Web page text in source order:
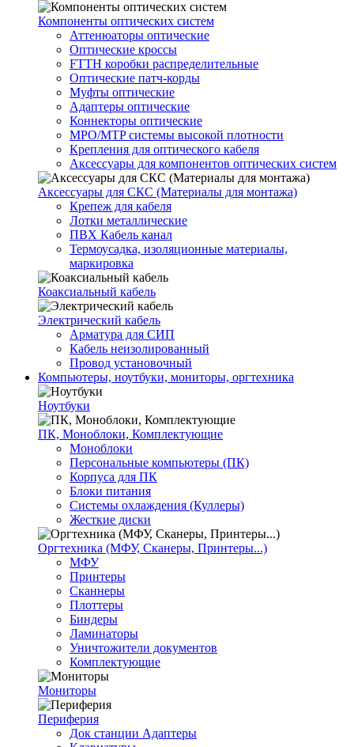
Компоненты оптических систем
Аттенюаторы оптические
Оптические кроссы
FTTH коробки распределительные
Оптические патч-корды
Муфты оптические
Адаптеры оптические
Коннекторы оптические
MPO/MTP системы высокой плотности
Крепления для оптического кабеля
Аксессуары для компонентов оптических систем
Аксессуары для СКС (Материалы для монтажа)
Крепеж для кабеля
Лотки металлические
ПВХ Кабель канал
Термоусадка, изоляционные материалы,
маркировка
Коаксиальный кабель
Электрический кабель
Арматура для СИП
Кабель неизолированный
Провод установочный
Компьютеры, ноутбуки, мониторы, оргтехника
Ноутбуки
ПК, Моноблоки, Комплектующие
Моноблоки
Персональные компьютеры (ПК)
Корпуса для ПК
Блоки питания
Системы охлаждения (Куллеры)
Жесткие диски
Оргтехника (МФУ, Сканеры, Принтеры...)
МФУ
Принтеры
Сканнеры
Плоттеры
Биндеры
Ламинаторы
Уничтожители документов
Комплектующие
Мониторы
Периферия
Док станции Адаптеры